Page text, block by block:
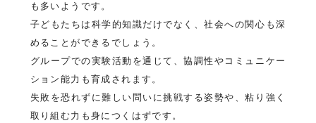
も多いようです。
子どもたちは科学的知識だけでなく、社会への関心も深
めることができるでしょう。
グループでの実験活動を通じて、協調性やコミュニケー
ション能力も育成されます。
失敗を恐れずに難しい問いに挑戦する姿勢や、粘り強く
取り組む力も身につくはずです。